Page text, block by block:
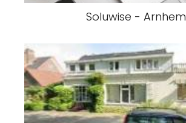
Soluwise - Arnhem